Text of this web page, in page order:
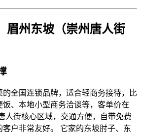
眉州东坡（崇州唐人街
全国连锁品牌，适合轻商务接待，比
、本地小型商务洽谈等，客单价在
人街核心区域，交通方便，自带免费
户非常友好。 它家的东坡肘子、东